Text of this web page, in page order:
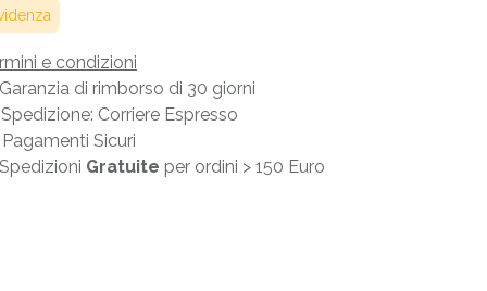
e condizioni
di rimborso di 30 giorni
Corriere Espresso
Sicuri
Gratuite per ordini > 150 Euro